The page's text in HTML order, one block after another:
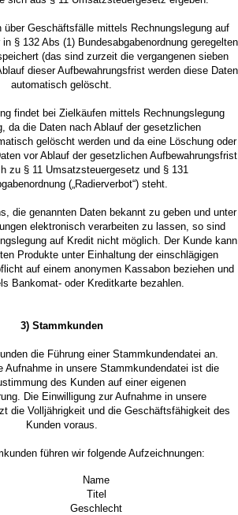
über Geschäftsfälle mittels Rechnungslegung auf
§ 132 Abs (1) Bundesabgabenordnung geregelten
(das sind zurzeit die vergangenen sieben
dieser Aufbewahrungsfrist werden diese Daten
automatisch gelöscht.
findet bei Zielkäufen mittels Rechnungslegung
da die Daten nach Ablauf der gesetzlichen
gelöscht werden und da eine Löschung oder
vor Ablauf der gesetzlichen Aufbewahrungsfrist
zu § 11 Umsatzsteuergesetz und § 131
(„Radierverbot“) steht.
die genannten Daten bekannt zu geben und unter
elektronisch verarbeiten zu lassen, so sind
auf Kredit nicht möglich. Der Kunde kann
Produkte unter Einhaltung der einschlägigen
auf einem anonymen Kassabon beziehen und
Bankomat- oder Kreditkarte bezahlen.
3) Stammkunden
die Führung einer Stammkundendatei an.
Aufnahme in unsere Stammkundendatei ist die
des Kunden auf einer eigenen
Die Einwilligung zur Aufnahme in unsere
die Volljährigkeit und die Geschäftsfähigkeit des
Kunden voraus.
führen wir folgende Aufzeichnungen:
Name
Titel
Geschlecht